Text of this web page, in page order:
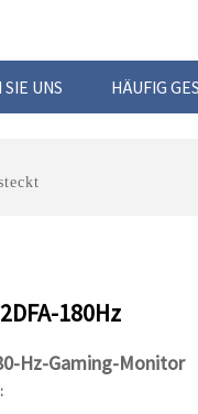
UNS HÄUFIG
180Hz
Hz-Gaming-Monitor